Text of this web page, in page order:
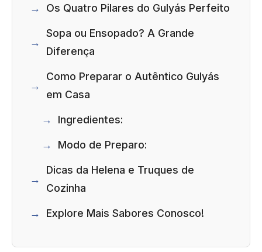
Os Quatro Pilares do Gulyás Perfeito
Sopa ou Ensopado? A Grande
Diferença
Como Preparar o Autêntico Gulyás
em Casa
Ingredientes:
Modo de Preparo:
Dicas da Helena e Truques de
Cozinha
Explore Mais Sabores Conosco!